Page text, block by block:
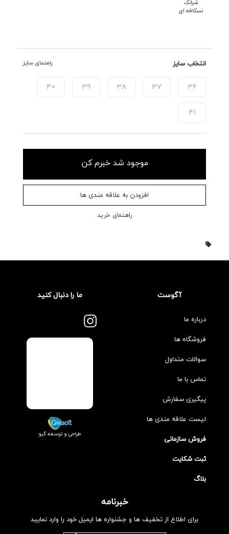
شرانک
نسکافه ای
انتخاب سایز راهنمای سایز
36
37
38
39
40
41
موجود شد خبرم کن
افزودن به علاقه مندی ها
راهنمای خرید
آگوست
درباره ما
فروشگاه ها
سوالات متداول
تماس با ما
پیگیری سفارش
لیست علاقه مندی ها
فروش سازمانی
ثبت شکایت
بلاگ
ما را دنبال کنید
طراحی و توسعه گیو
خبرنامه
برای اطلاع از تخفیف ها و جشنواره ها ایمیل خود را وارد نمایید